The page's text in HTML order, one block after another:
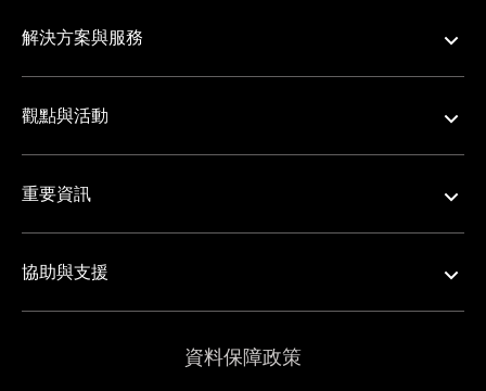
解決方案與服務
觀點與活動
重要資訊
協助與支援
資料保障政策